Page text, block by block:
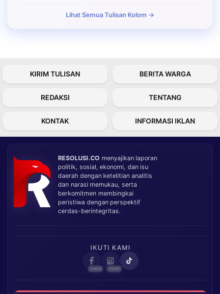
Lihat Semua Tulisan Kolom →
KIRIM TULISAN BERITA WARGA
REDAKSI TENTANG
KONTAK INFORMASI IKLAN
RESOLUSI.CO menyajikan laporan
politik, sosial, ekonomi, dan isu
daerah dengan ketelitian analitis
dan narasi memukau, serta
berkomitmen membingkai
peristiwa dengan perspektif
cerdas-berintegritas.
IKUTI KAMI